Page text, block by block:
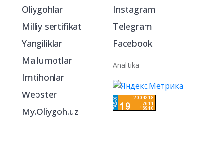
Oliygohlar
Milliy sertifikat
Yangiliklar
Ma'lumotlar
Imtihonlar
Webster
My.Oliygoh.uz
Instagram
Telegram
Facebook
Analitika